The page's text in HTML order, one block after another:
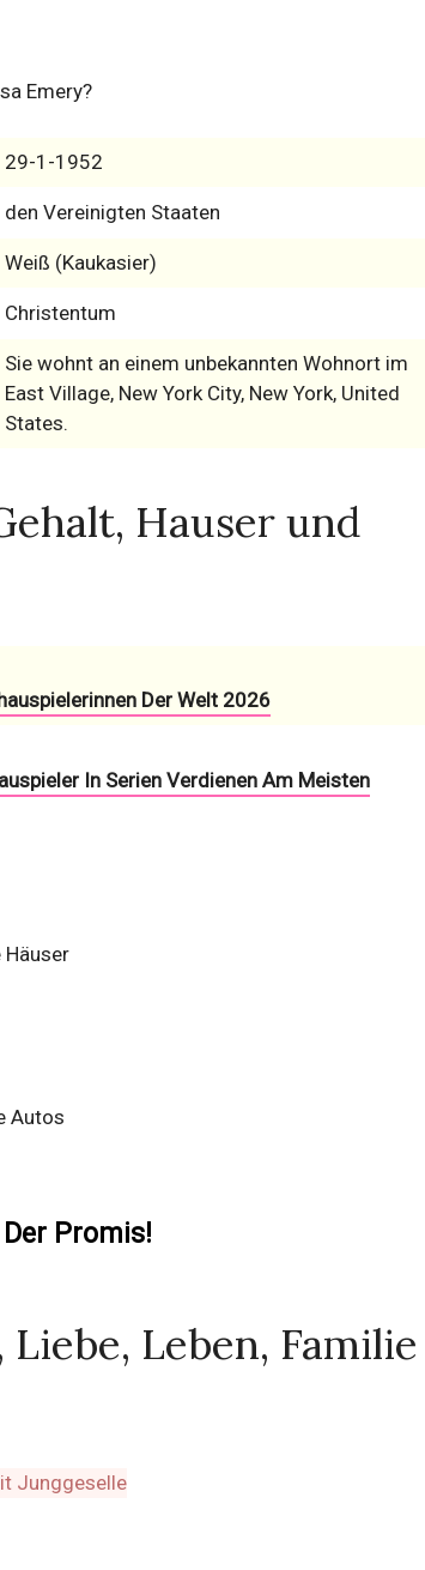
Emery?
29-1-1952
den Vereinigten Staaten
Weiß (Kaukasier)
Christentum
Sie wohnt an einem unbekannten Wohnort im
East Village, New York City, New York, United
States.
Hauser und
Der Welt 2026
In Serien Verdienen Am Meisten
Häuser
Autos
Promis!
Leben, Familie